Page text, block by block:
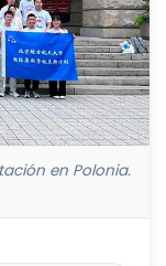
en Polonia.